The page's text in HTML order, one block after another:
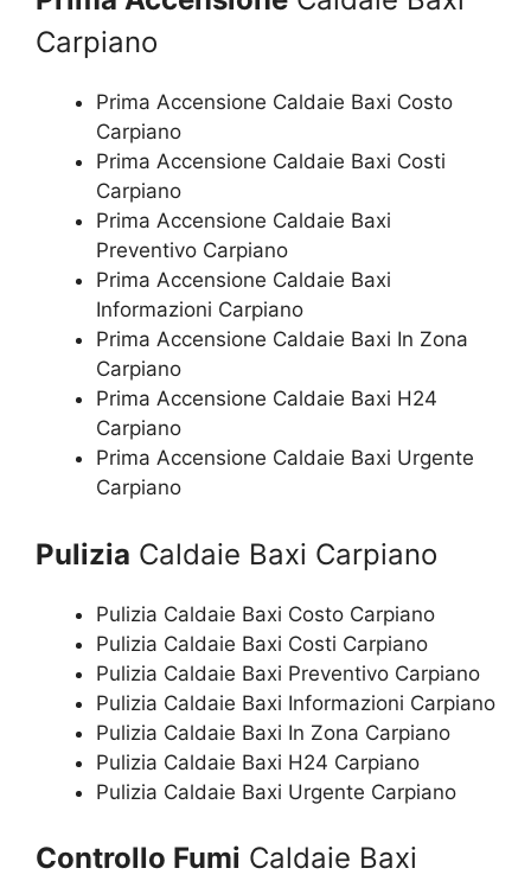
Carpiano
Prima Accensione Caldaie Baxi Costo
Carpiano
Prima Accensione Caldaie Baxi Costi
Carpiano
Prima Accensione Caldaie Baxi
Preventivo Carpiano
Prima Accensione Caldaie Baxi
Informazioni Carpiano
Prima Accensione Caldaie Baxi In Zona
Carpiano
Prima Accensione Caldaie Baxi H24
Carpiano
Prima Accensione Caldaie Baxi Urgente
Carpiano
Pulizia Caldaie Baxi Carpiano
Pulizia Caldaie Baxi Costo Carpiano
Pulizia Caldaie Baxi Costi Carpiano
Pulizia Caldaie Baxi Preventivo Carpiano
Pulizia Caldaie Baxi Informazioni Carpiano
Pulizia Caldaie Baxi In Zona Carpiano
Pulizia Caldaie Baxi H24 Carpiano
Pulizia Caldaie Baxi Urgente Carpiano
Controllo Fumi Caldaie Baxi